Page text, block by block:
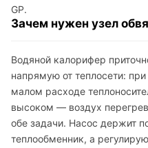
GP.
Зачем нужен узел
Водяной калорифер
напрямую от теплосети:
малом расходе
высоком — воздух
обе задачи. Насос держит
теплообменник, а